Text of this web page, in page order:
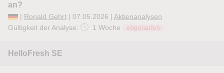
an?
| Ronald Gehrt | 07.05.2026 | Aktienanalysen
Gültigkeit der Analyse:
1 Woche abgelaufen
HelloFresh SE